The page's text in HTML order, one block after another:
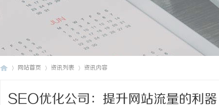
网站首页 资讯列表 资讯内容
SEO优化公司：提升网站流量的利器